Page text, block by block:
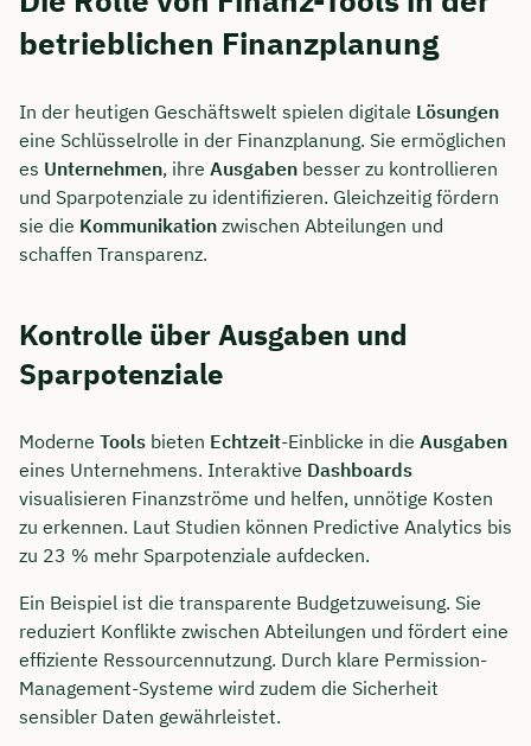
betrieblichen Finanzplanung
In der heutigen Geschäftswelt spielen digitale Lösungen
eine Schlüsselrolle in der Finanzplanung. Sie ermöglichen
es Unternehmen, ihre Ausgaben besser zu kontrollieren
und Sparpotenziale zu identifizieren. Gleichzeitig fördern
sie die Kommunikation zwischen Abteilungen und
schaffen Transparenz.
Kontrolle über Ausgaben und
Sparpotenziale
Moderne Tools bieten Echtzeit-Einblicke in die Ausgaben
eines Unternehmens. Interaktive Dashboards
visualisieren Finanzströme und helfen, unnötige Kosten
zu erkennen. Laut Studien können Predictive Analytics bis
zu 23 % mehr Sparpotenziale aufdecken.
Ein Beispiel ist die transparente Budgetzuweisung. Sie
reduziert Konflikte zwischen Abteilungen und fördert eine
effiziente Ressourcennutzung. Durch klare Permission-
Management-Systeme wird zudem die Sicherheit
sensibler Daten gewährleistet.